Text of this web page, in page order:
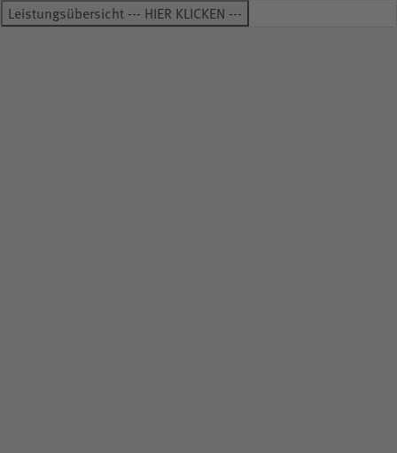
Leistungsübersicht --- HIER KLICKEN ---